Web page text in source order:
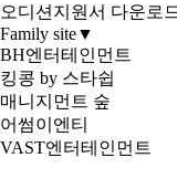
오디션지원서 다운로
Family site▼
BH엔터테인먼트
킹콩 by 스타쉽
매니지먼트 숲
어썸이엔티
VAST엔터테인먼트